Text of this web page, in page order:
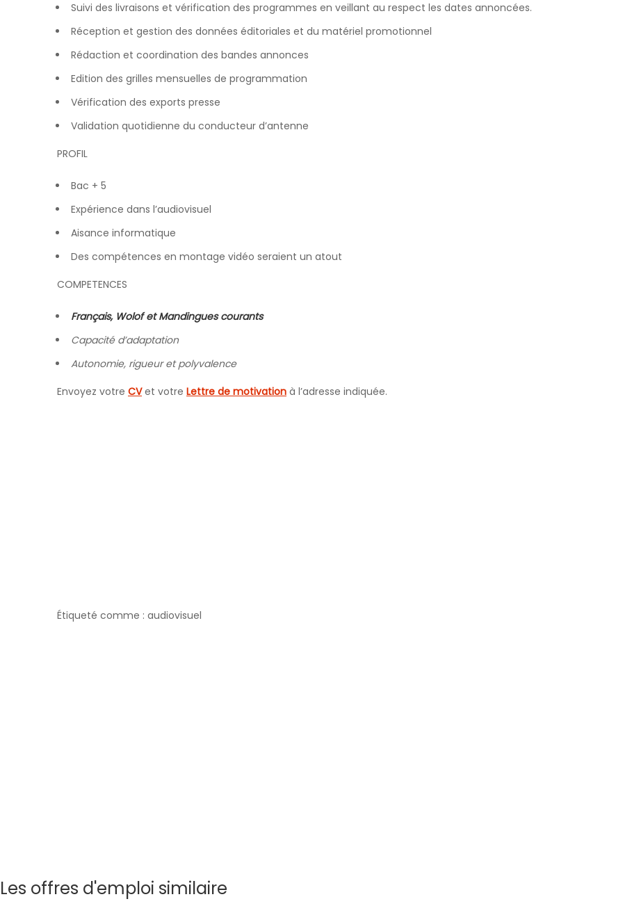
Suivi des livraisons et vérification des programmes en veillant au respect les dates annoncées.
Réception et gestion des données éditoriales et du matériel promotionnel
Rédaction et coordination des bandes annonces
Edition des grilles mensuelles de programmation
Vérification des exports presse
Validation quotidienne du conducteur d’antenne
PROFIL
Bac + 5
Expérience dans l’audiovisuel
Aisance informatique
Des compétences en montage vidéo seraient un atout
COMPETENCES
Français, Wolof et Mandingues courants
Capacité d’adaptation
Autonomie, rigueur et polyvalence
Envoyez votre CVet votre Lettre de motivation à l’adresse indiquée.
Étiqueté comme : audiovisuel
Les offres d'emploi similaire